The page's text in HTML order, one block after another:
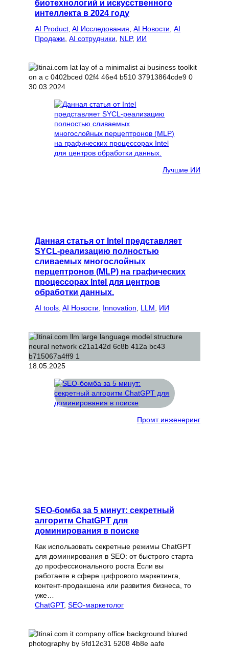
биотехнологий и искусственного
интеллекта в 2024 году
AI Product, AI Исследования, AI Новости, AI
Продажи, AI сотрудники, NLP, ИИ
30.03.2024
Лучшие ИИ
Данная статья от Intel представляет
SYCL-реализацию полностью
сливаемых многослойных
перцептронов (MLP) на графических
процессорах Intel для центров
обработки данных.
AI tools, AI Новости, Innovation, LLM, ИИ
18.05.2025
Промт инженеринг
SEO-бомба за 5 минут: секретный
алгоритм ChatGPT для
доминирования в поиске
Как использовать секретные режимы ChatGPT
для доминирования в SEO: от быстрого старта
до профессионального роста Если вы
работаете в сфере цифрового маркетинга,
контент-продакшена или развития бизнеса, то
уже…
ChatGPT, SEO-маркетолог